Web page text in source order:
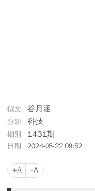
谷月涵
科技
1431期
2024-05-22 09:52
+A -A